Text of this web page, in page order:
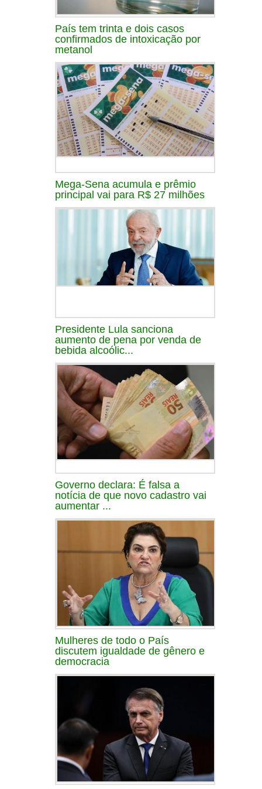
País tem trinta e dois casos
confirmados de intoxicação por
metanol
Mega-Sena acumula e prêmio
principal vai para R$ 27 milhões
Presidente Lula sanciona
aumento de pena por venda de
bebida alcoólic...
Governo declara: É falsa a
notícia de que novo cadastro vai
aumentar ...
Mulheres de todo o País
discutem igualdade de gênero e
democracia